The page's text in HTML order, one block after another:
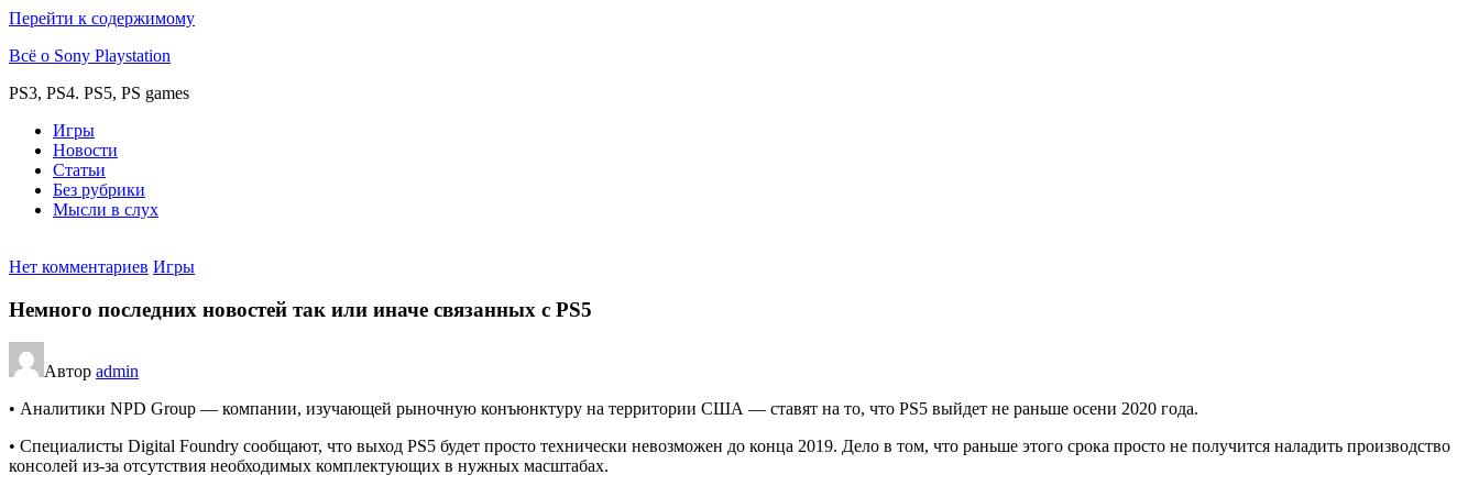
Перейти к содержимому
Всё о Sony Playstation
PS3, PS4. PS5, PS games
Игры
Новости
Статьи
Без рубрики
Мысли в слух
Нет комментариев Игры
Немного последних новостей так или иначе связанных с PS5
Автор admin
• Аналитики NPD Group — компании, изучающей рыночную конъюнктуру на территории США — ставят на то, что PS5 выйдет не раньше осени 2020 года.
• Специалисты Digital Foundry сообщают, что выход PS5 будет просто технически невозможен до конца 2019. Дело в том, что раньше этого срока просто не получится наладить производство
консолей из-за отсутствия необходимых комплектующих в нужных масштабах.